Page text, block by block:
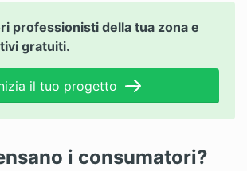
professionisti della tua zona e
gratuiti.
il tuo progetto
i consumatori?